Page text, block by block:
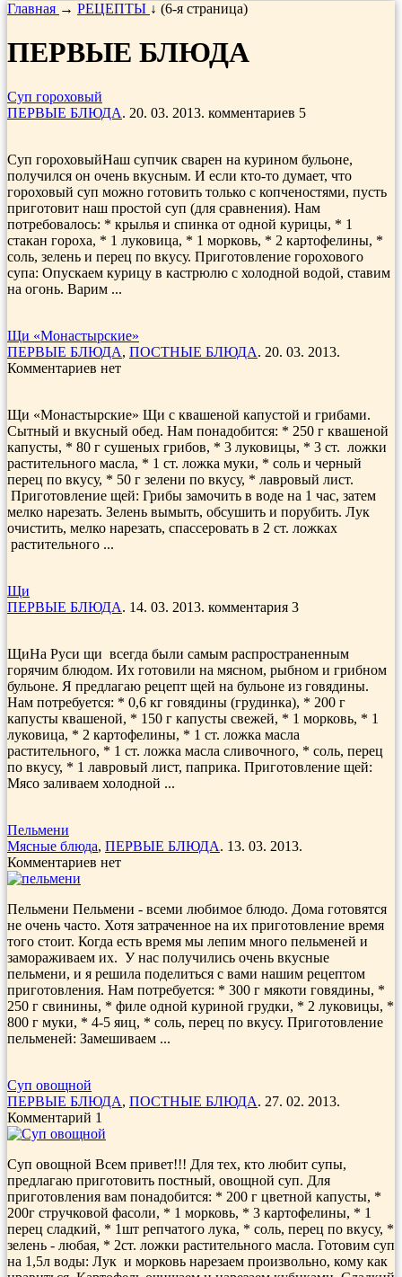
Главная → РЕЦЕПТЫ ↓ (6-я страница)
ПЕРВЫЕ БЛЮДА
Суп гороховый
ПЕРВЫЕ БЛЮДА. 20. 03. 2013. комментариев 5
Суп гороховыйНаш супчик сварен на курином бульоне,
получился он очень вкусным. И если кто-то думает, что
гороховый суп можно готовить только с копченостями, пусть
приготовит наш простой суп (для сравнения). Нам
потребовалось: * крылья и спинка от одной курицы, * 1
стакан гороха, * 1 луковица, * 1 морковь, * 2 картофелины, *
соль, зелень и перец по вкусу. Приготовление горохового
супа: Опускаем курицу в кастрюлю с холодной водой, ставим
на огонь. Варим ...
Щи «Монастырские»
ПЕРВЫЕ БЛЮДА, ПОСТНЫЕ БЛЮДА. 20. 03. 2013.
Комментариев нет
Щи «Монастырские» Щи с квашеной капустой и грибами.
Сытный и вкусный обед. Нам понадобится: * 250 г квашеной
капусты, * 80 г сушеных грибов, * 3 луковицы, * 3 ст. ложки
растительного масла, * 1 ст. ложка муки, * соль и черный
перец по вкусу, * 50 г зелени по вкусу, * лавровый лист.
Приготовление щей: Грибы замочить в воде на 1 час, затем
мелко нарезать. Зелень вы­мыть, обсушить и порубить. Лук
очистить, мелко нарезать, спассеровать в 2 ст. ложках
растительного ...
Щи
ПЕРВЫЕ БЛЮДА. 14. 03. 2013. комментария 3
ЩиНа Руси щи всегда были самым распространенным
горячим блюдом. Их готовили на мясном, рыбном и грибном
бульоне. Я предлагаю рецепт щей на бульоне из говядины.
Нам потребуется: * 0,6 кг говядины (грудинка), * 200 г
капусты квашеной, * 150 г капусты свежей, * 1 морковь, * 1
луковица, * 2 картофелины, * 1 ст. ложка масла
растительного, * 1 ст. ложка масла сливочного, * соль, перец
по вкусу, * 1 лавровый лист, паприка. Приготовление щей:
Мясо заливаем холодной ...
Пельмени
Мясные блюда, ПЕРВЫЕ БЛЮДА. 13. 03. 2013.
Комментариев нет
Пельмени Пельмени - всеми любимое блюдо. Дома готовятся
не очень часто. Хотя затраченное на их приготовление время
того стоит. Когда есть время мы лепим много пельменей и
замораживаем их. У нас получились очень вкусные
пельмени, и я решила поделиться с вами нашим рецептом
приготовления. Нам потребуется: * 300 г мякоти говядины, *
250 г свинины, * филе одной куриной грудки, * 2 луковицы, *
800 г муки, * 4-5 яиц, * соль, перец по вкусу. Приготовление
пельменей: Замешиваем ...
Суп овощной
ПЕРВЫЕ БЛЮДА, ПОСТНЫЕ БЛЮДА. 27. 02. 2013.
Комментарий 1
Суп овощной Всем привет!!! Для тех, кто любит супы,
предлагаю приготовить постный, овощной суп. Для
приготовления вам понадобится: * 200 г цветной капусты, *
200г стручковой фасоли, * 1 морковь, * 3 картофелины, * 1
перец сладкий, * 1шт репчатого лука, * соль, перец по вкусу, *
зелень - любая, * 2ст. ложки растительного масла. Готовим суп
на 1,5л воды: Лук и морковь нарезаем произвольно, кому как